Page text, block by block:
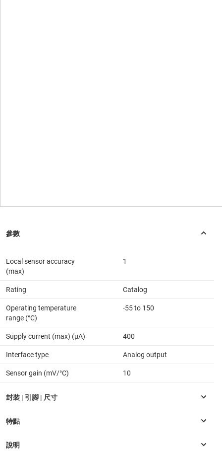
Local sensor accuracy
(max)
1
Rating Catalog
Operating temperature
range (°C)
-55 to 150
Supply current (max) (µA) 400
Interface type Analog output
Sensor gain (mV/°C) 10